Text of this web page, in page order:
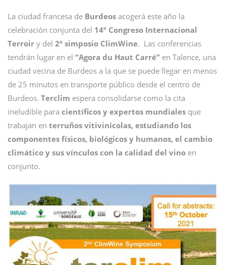
La ciudad francesa de Burdeos acogerá este año la
celebración conjunta del 14º Congreso Internacional
Terroir y del 2º simposio ClimWine. Las conferencias
tendrán lugar en el “Agora du Haut Carré” en Talence, una
ciudad vecina de Burdeos a la que se puede llegar en menos
de 25 minutos en transporte público desde el centro de
Burdeos. Terclim espera consolidarse como la cita
ineludible para científicos y expertos mundiales que
trabajan en terruños vitivinícolas, estudiando los
componentes físicos, biológicos y humanos, el cambio
climático y sus vínculos con la calidad del vino en
conjunto.